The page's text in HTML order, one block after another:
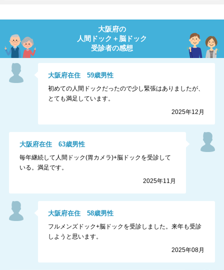
大阪府の
人間ドック＋脳ドック
受診者の感想
大阪府在住59歳男性
初めての人間ドックだったので少し緊張はありましたが、
とても満足しています。
2025年12月
大阪府在住 63歳男性
毎年継続して人間ドック(胃カメラ)+脳ドックを受診して
いる。満足です。
2025年11月
大阪府在住58歳男性
フルメンズドック+脳ドックを受診しました。来年も受診
しようと思います。
2025年08月